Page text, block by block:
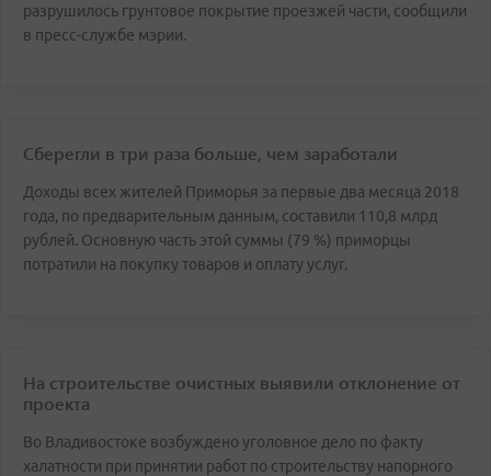
разрушилось грунтовое покрытие проезжей части, сообщили
в пресс-службе мэрии.
Сберегли в три раза больше, чем заработали
Доходы всех жителей Приморья за первые два месяца 2018
года, по предварительным данным, составили 110,8 млрд
рублей. Основную часть этой суммы (79 %) приморцы
потратили на покупку товаров и оплату услуг.
На строительстве очистных выявили отклонение от
проекта
Во Владивостоке возбуждено уголовное дело по факту
халатности при принятии работ по строительству напорного